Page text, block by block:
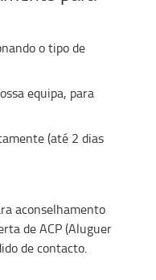
o tipo de
equipa, para
(até 2 dias
aconselhamento
de ACP (Aluguer
de contacto.